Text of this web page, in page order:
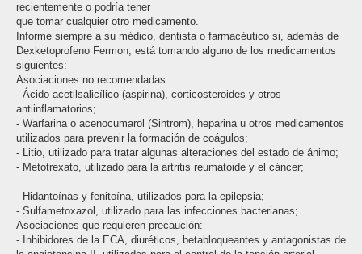
recientemente o podría tener
que tomar cualquier otro medicamento.
Informe siempre a su médico, dentista o farmacéutico si, además de
Dexketoprofeno Fermon, está tomando alguno de los medicamentos
siguientes:
Asociaciones no recomendadas:
- Ácido acetilsalicílico (aspirina), corticosteroides y otros
antiinflamatorios;
- Warfarina o acenocumarol (Sintrom), heparina u otros medicamentos
utilizados para prevenir la formación de coágulos;
- Litio, utilizado para tratar algunas alteraciones del estado de ánimo;
- Metotrexato, utilizado para la artritis reumatoide y el cáncer;
- Hidantoínas y fenitoína, utilizados para la epilepsia;
- Sulfametoxazol, utilizado para las infecciones bacterianas;
Asociaciones que requieren precaución:
- Inhibidores de la ECA, diuréticos, betabloqueantes y antagonistas de